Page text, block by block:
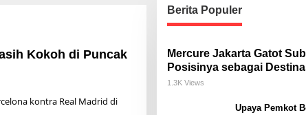
Kokoh di Puncak
kontra Real Madrid di
Berita Populer
Mercure Jakarta Gatot
Posisinya sebagai
untuk Bisnis, Staycation,
1.3K Views
Upaya Pemkot